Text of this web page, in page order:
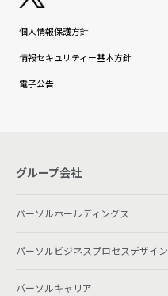
個人情報保護方針
情報セキュリティー基本方針
電子公告
グループ会社
パーソルホールディングス
パーソルビジネスプロセスデザイン
パーソルキャリア